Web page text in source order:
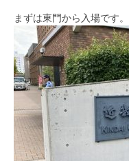
まずは東門から入場です。